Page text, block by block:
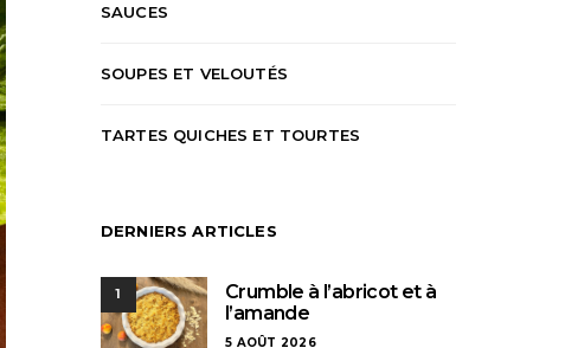
SAUCES
SOUPES ET VELOUTÉS
TARTES QUICHES ET TOURTES
DERNIERS ARTICLES
1
Crumble à l’abricot et à
l’amande
5 AOÛT 2026